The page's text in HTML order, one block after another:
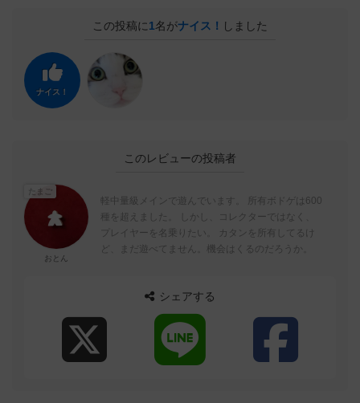
この投稿に1名がナイス！ しました
ナイス！
このレビューの投稿者
たまご
おとん
軽中量級メインで遊んでいます。 所有ボドゲは600
種を超えました。 しかし、コレクターではなく、
プレイヤーを名乗りたい。 カタンを所有してるけ
ど、まだ遊べてません。機会はくるのだろうか。
シェアする